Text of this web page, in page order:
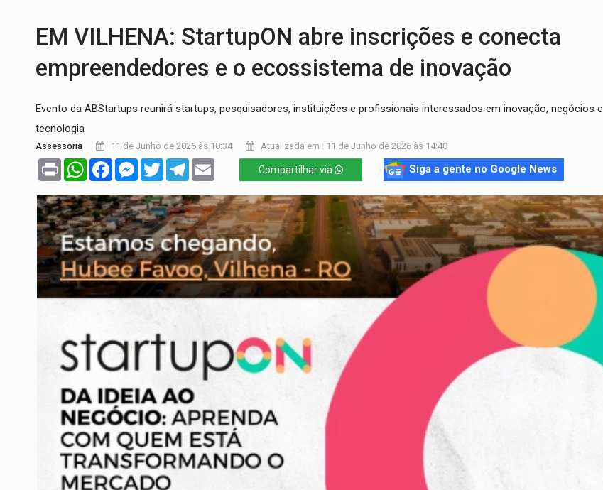
EM VILHENA: StartupON abre inscrições e conecta
empreendedores e o ecossistema de inovação
Evento da ABStartups reunirá startups, pesquisadores, instituições e profissionais interessados em inovação, negócios e
tecnologia
Assessoria 11 de Junho de 2026 às 10:34 Atualizada em : 11 de Junho de 2026 às 14:40
Print WhatsAppFacebookMessenger
TwitterTelegram Compartilhar via Siga a gente no Google News